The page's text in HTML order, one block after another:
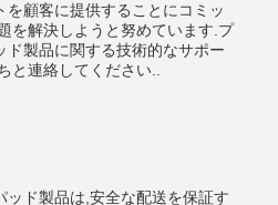
顧客に提供することにコミッ
を解決しようと努めています.プ
ド製品に関する技術的なサポー
と連絡してください..
ッド製品は,安全な配送を保証す